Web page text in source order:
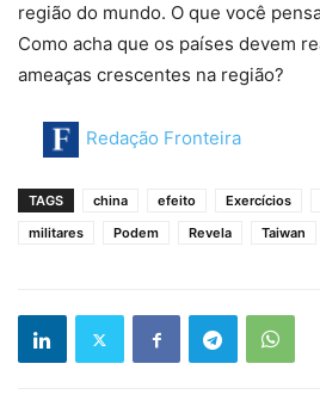
região do mundo. O que você
Como acha que os países devem
ameaças crescentes na região?
Redação Fronteira
TAGS china efeito Exercícios
militares
Podem Revela Taiwan